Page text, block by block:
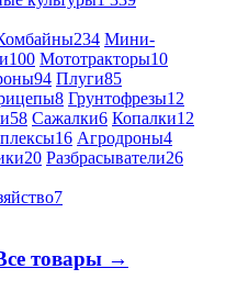
234 Мини-
100 Мототракторы10
94 Плуги85
8 Грунтофрезы12
58 Сажалки6 Копалки12
16 Агродроны4
20 Разбрасыватели26
7
товары →